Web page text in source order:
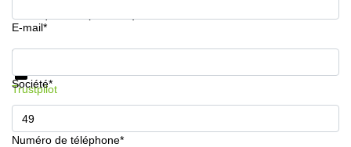
E-mail*
Société*
Numéro de téléphone*
Informations et prix
Trustpilot